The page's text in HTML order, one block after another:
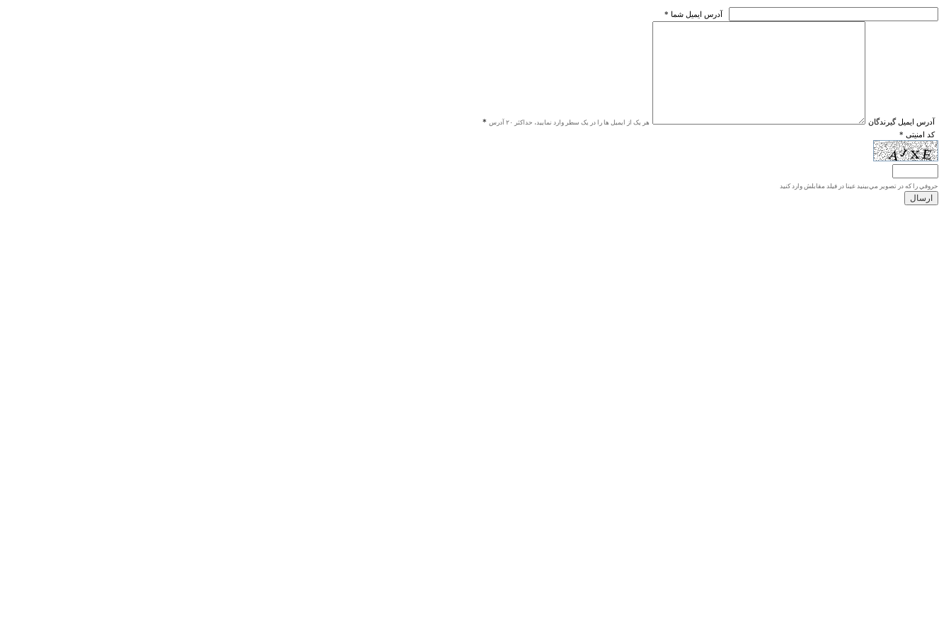
* آدرس ايميل شما
* آدرس ايميل گيرندگان هر یک از ایمیل ها را در یک سطر وارد نمایید، حداکثر ۲۰ آدرس
* کد امنیتی
حروفي را كه در تصوير مي‌بينيد عينا در فيلد مقابلش وارد كنيد